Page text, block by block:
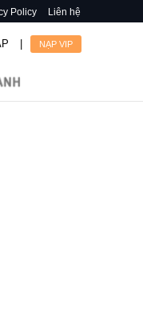
Policy Liên hệ
NẠP VIP